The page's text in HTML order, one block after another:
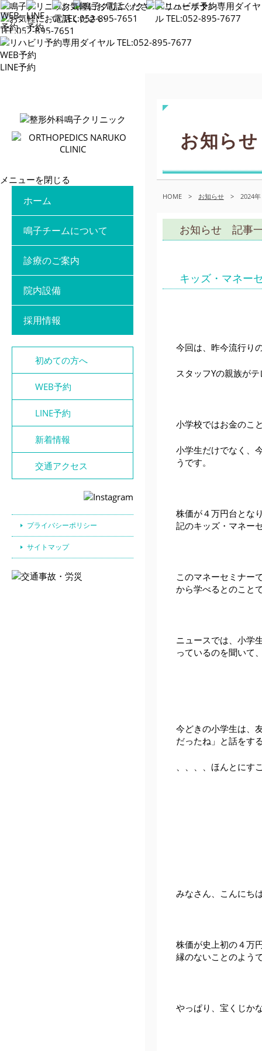
WEB予約
LINE予約
メニューを閉じる
ホーム
鳴子チームについて
診療のご案内
院内設備
採用情報
初めての方へ
WEB予約
LINE予約
新着情報
交通アクセス
プライバシーポリシー
サイトマップ
お知らせ
HOME > お知らせ > 2024年
お知らせ 記事
キッズ・マネー
今回は、昨今流行り
スタッフYの親族が
小学校ではお金のこ
小学生だけでなく、
うです。
株価が４万円台とな
記のキッズ・マネー
このマネーセミナー
から学べるとのこと
ニュースでは、小学
っているのを聞いて
今どきの小学生は、
だったね」と話をす
、、、、ほんとにす
みなさん、こんにち
株価が史上初の４万
縁のないことのよう
やっぱり、宝くじか